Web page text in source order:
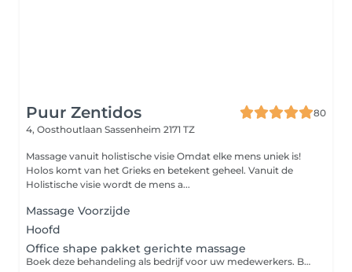
Puur Zentidos
80
4, Oosthoutlaan Sassenheim 2171 TZ
Massage vanuit holistische visie Omdat elke mens uniek is!
Holos komt van het Grieks en betekent geheel. Vanuit de
Holistische visie wordt de mens a...
Massage Voorzijde
Hoofd
Office shape pakket gerichte massage
Boek deze behandeling als bedrijf voor uw medewerkers. Behandeling worden niet in rekening gebracht maar maandelijks gefactureerd. De minimale afname is 4 massages per maand.